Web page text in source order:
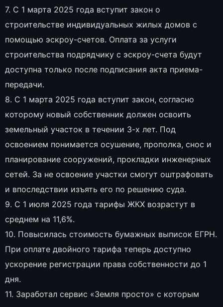
7. С 1 марта 2025 года вступит закон о
строительстве индивидуальных жилых домов с
помощью эскроу-счетов. Оплата за услуги
строительства подрядчику с эскроу-счета будут
доступна только после подписания акта приема-
передачи.
8. С 1 марта 2025 года вступит закон, согласно
которому новый собственник должен освоить
земельный участок в течении 3-х лет. Под
освоением понимается осушение, прополка, снос и
планирование сооружений, прокладки инженерных
сетей. За не освоение участки смогут оштрафовать
и впоследствии изъять его по решению суда.
9. С 1 июля 2025 года тарифы ЖКХ возрастут в
среднем на 11,6%.
10. Повысилась стоимость бумажных выписок ЕГРН.
При оплате двойного тарифа теперь доступно
ускорение регистрации права собственности до 1
дня.
11. Заработал сервис «Земля просто» с которым